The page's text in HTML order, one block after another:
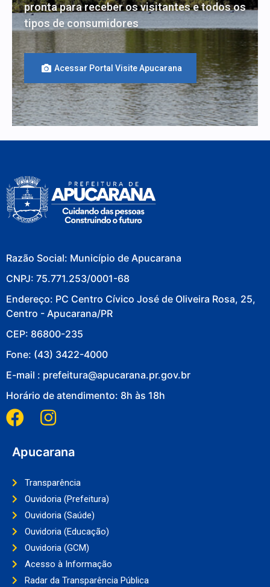
pronta para receber os visitantes e todos os
tipos de consumidores
Acessar Portal Visite Apucarana
Razão Social: Município de Apucarana
CNPJ: 75.771.253/0001-68
Endereço: PC Centro Cívico José de Oliveira Rosa, 25,
Centro - Apucarana/PR
CEP: 86800-235
Fone: (43) 3422-4000
E-mail : prefeitura@apucarana.pr.gov.br
Horário de atendimento: 8h às 18h
Apucarana
Transparência
Ouvidoria (Prefeitura)
Ouvidoria (Saúde)
Ouvidoria (Educação)
Ouvidoria (GCM)
Acesso à Informação
Radar da Transparência Pública